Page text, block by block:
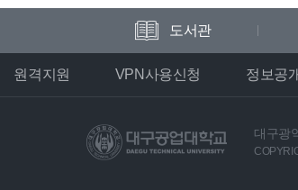
도서관
원격지원 VPN사용신청 정보공
대구광